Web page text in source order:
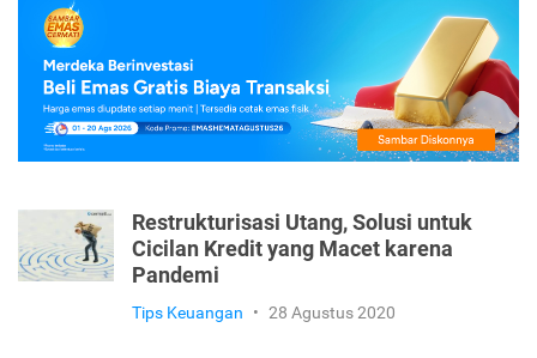
Restrukturisasi Utang, Solusi untuk
Cicilan Kredit yang Macet karena
Pandemi
Tips Keuangan • 28 Agustus 2020